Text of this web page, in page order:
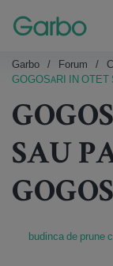
Garbo Forum
GOGOSARI IN OTET
SAU
budinca de prune